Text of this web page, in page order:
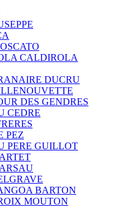
CALDIROLA
DUCRU
DES GENDRES
CEDRE
PEZ
PERE GUILLOT
BARTON
MOUTON